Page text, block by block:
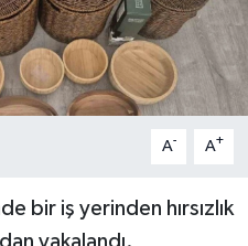
A- A+
bir iş yerinden hırsızlık
yakalandı.